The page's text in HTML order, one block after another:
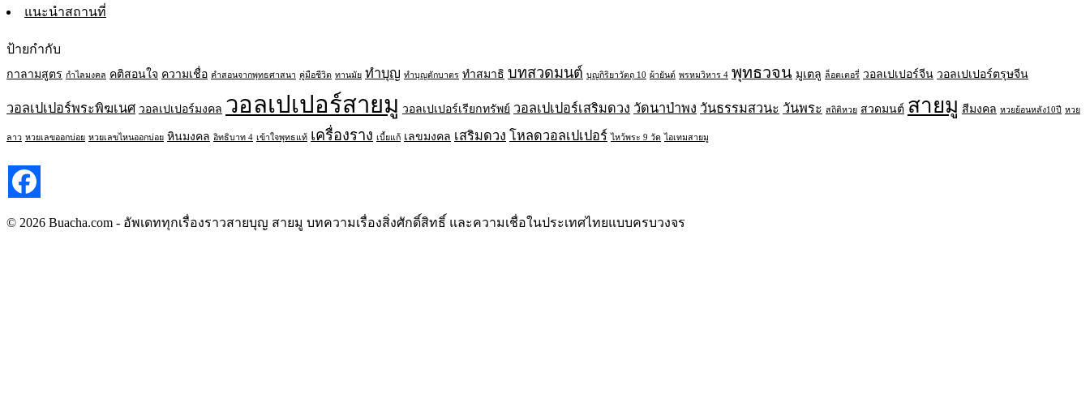
แนะนำสถานที่
ป้ายกำกับ
กาลามสูตร กำไลมงคล คติสอนใจ ความเชื่อ คำสอนจากพุทธศาสนา คู่มือชีวิต ทานมัย ทำบุญ ทำบุญตักบาตร ทำสมาธิ บทสวดมนต์ บุญกิริยาวัตถุ 10 ผ้ายันต์ พรหมวิหาร 4 พุทธวจน มูเตลู ล็อตเตอรี่ วอลเปเปอร์จีน วอลเปเปอร์ตรุษจีน
วอลเปเปอร์พระพิฆเนศ วอลเปเปอร์มงคล วอลเปเปอร์สายมู วอลเปเปอร์เรียกทรัพย์ วอลเปเปอร์เสริมดวง วัดนาป่าพง วันธรรมสวนะ วันพระ สถิติหวย สวดมนต์ สายมู สีมงคล หวยย้อนหลัง10ปี หวย
ลาว หวยเลขออกบ่อย หวยเลขไหนออกบ่อย หินมงคล อิทธิบาท 4 เข้าใจพุทธแท้ เครื่องราง เบี้ยแก้ เลขมงคล เสริมดวง โหลดวอลเปเปอร์ ไหว้พระ 9 วัด ไอเทมสายมู
© 2026 Buacha.com - อัพเดททุกเรื่องราวสายบุญ สายมู บทความเรื่องสิ่งศักดิ์สิทธิ์ และความเชื่อในประเทศไทยแบบครบวงจร